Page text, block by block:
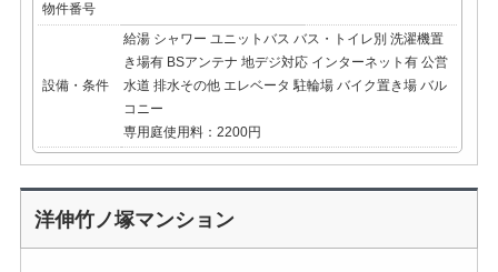
物件番号
設備・条件
給湯 シャワー ユニットバス バス・トイレ別 洗濯機置
き場有 BSアンテナ 地デジ対応 インターネット有 公営
水道 排水その他 エレベータ 駐輪場 バイク置き場 バル
コニー
専用庭使用料：2200円
洋伸竹ノ塚マンション